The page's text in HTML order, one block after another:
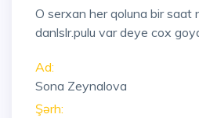
O serxan her qoluna bir saat
danlslr.pulu var deye cox
Ad:
Sona Zeynalova
Şərh: